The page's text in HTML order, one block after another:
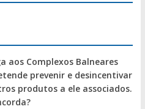
aos Complexos Balneares
prevenir e desincentivar
produtos a ele associados.